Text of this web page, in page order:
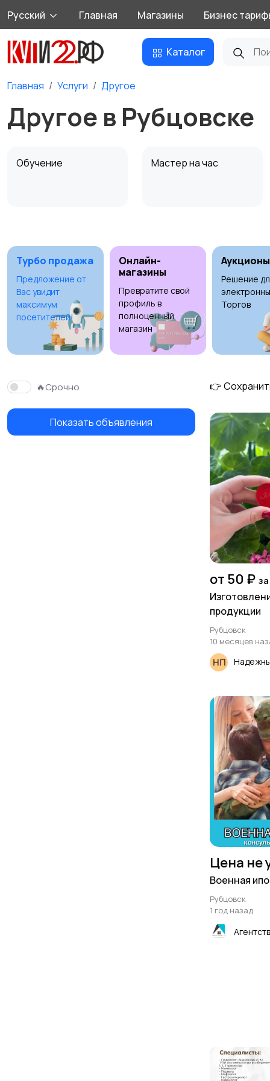
Русский Главная Магазины Бизнес
Каталог
Главная Услуги Другое
Другое в Рубцовске
Обучение Мастер на час
Изготовление на
заказ1
Продукты питания
Турбо продажа
Предложение от
Вас увидит
максимум
посетителей!
Онлайн-
магазины
Превратите свой
профиль в
полноценный
магазин
Аукционы
Решение
Торгов
🔥Срочно
Показать объявления
👉
от 50 ₽
продукции
Рубцовск
10 месяцев
Цена не
Военная
Рубцовск
1 год назад